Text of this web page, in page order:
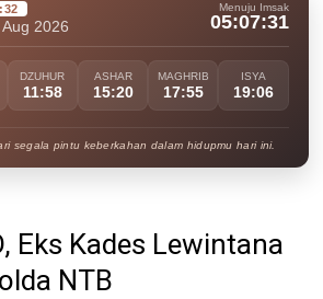
Aug 2026
Menuju Imsak
05:07:30
DZUHUR
11:58
ASHAR
15:20
MAGHRIB
17:55
ISYA
19:06
segala pintu keberkahan dalam hidupmu hari ini.
Eks Kades Lewintana
NTB